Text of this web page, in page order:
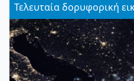
Τελευταία δορυφορική